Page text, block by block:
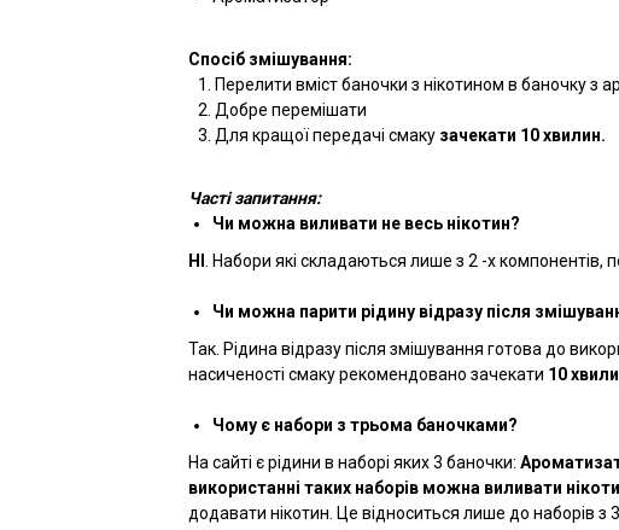
Спосіб змішування:
Перелити вміст баночки з нікотином в баночку з
Добре перемішати
Для кращої передачі смаку зачекати 10 хвилин.
Часті запитання:
Чи можна виливати не весь нікотин?
НІ . Набори які складаються лише з 2 -х компонентів,
Чи можна парити рідину відразу після
Так. Рідина відразу після змішування готова до
насиченості смаку рекомендовано зачекати 10
Чому є набори з трьома баночками?
На сайті є рідини в наборі яких 3 баночки:
використанні таких наборів можна виливати
додавати нікотин. Це відноситься лише до наборів з